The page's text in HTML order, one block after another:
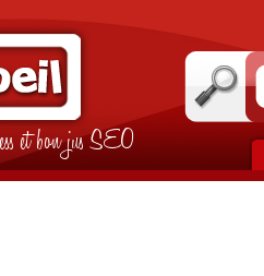
et bon jus SEO